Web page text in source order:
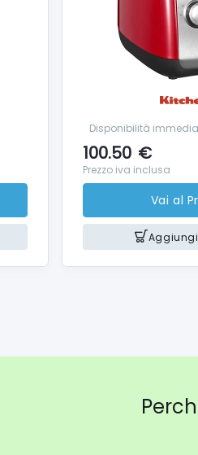
Disponibilità
100.50 €
Prezzo iva inclusa
Vai al